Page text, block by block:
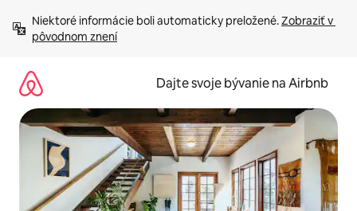
obsah.
Niektoré informácie boli automaticky preložené. Zobraziť v
pôvodnom znení
Dajte svoje bývanie na Airbnb